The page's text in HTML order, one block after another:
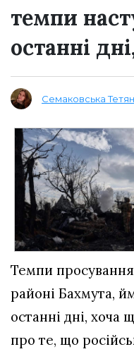
темпи
останні
Семаковська
Темпи просування
районі Бахмута,
останні дні, хоча
про те, що